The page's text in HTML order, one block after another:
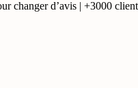
changer d’avis | +3000